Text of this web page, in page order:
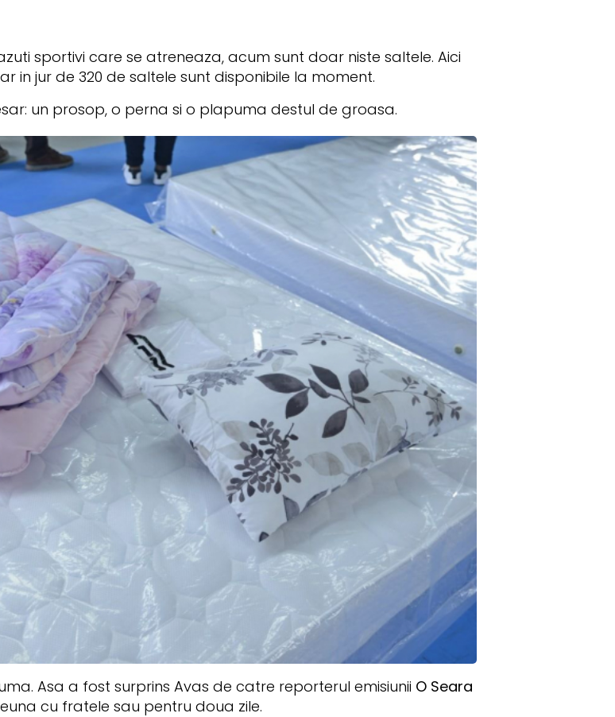
sportivi care se atreneaza, acum sunt doar niste saltele. Aici
in jur de 320 de saltele sunt disponibile la moment.
un prosop, o perna si o plapuma destul de groasa.
Asa a fost surprins Avas de catre reporterul emisiunii O Seara
cu fratele sau pentru doua zile.